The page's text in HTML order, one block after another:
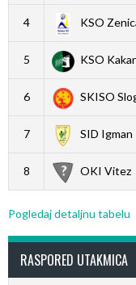
4 KSO
5 KSO
6 SKISO
7 SID Igman
8 OKI Vitez
Pogledaj detaljnu tabelu
RASPORED UTAKMICA